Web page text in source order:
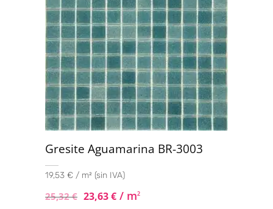
Gresite Aguamarina BR-3003
19,53 € / m² (sin IVA)
25,32€ 23,63€ / m2